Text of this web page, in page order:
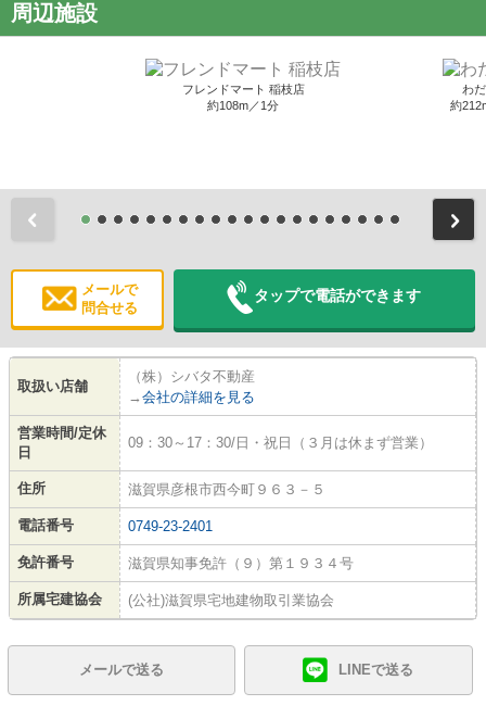
周辺施設
フレンドマート 稲枝店
約108m／1分
わ
約
メールで
問合せる
タップで電話ができます
取扱い店舗
（株）シバタ不動産
→ 会社の詳細を見る
営業時間/定休
日
09：30～17：30/日・祝日（３月は休まず営業）
住所 滋賀県彦根市西今町９６３－５
電話番号 0749-23-2401
免許番号 滋賀県知事免許（９）第１９３４号
所属宅建協会 (公社)滋賀県宅地建物取引業協会
メールで送る LINEで送る